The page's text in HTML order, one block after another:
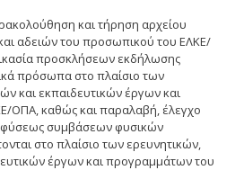
και τήρηση αρχείου
αδειών του προσωπικού του ΕΛΚΕ/
προσκλήσεων εκδήλωσης
πρόσωπα στο πλαίσιο των
και εκπαιδευτικών έργων και
ΟΠΑ, καθώς και παραλαβή, έλεγχο
συμβάσεων φυσικών
στο πλαίσιο των ερευνητικών,
έργων και προγραμμάτων του